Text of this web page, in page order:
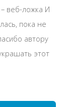
веб-ложка И
пока не
автору
этот